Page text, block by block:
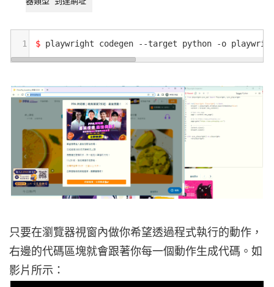
1 $ playwright codegen --target python -o
只要在瀏覽器視窗內做你希望透過程式執行的動作，
右邊的代碼區塊就會跟著你每一個動作生成代碼。如
影片所示：